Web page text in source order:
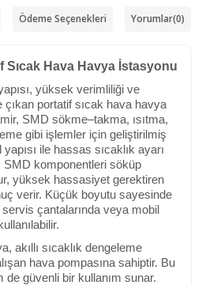
Ödeme Seçenekleri Yorumlar(0)
Sıcak Hava Havya İstasyonu
yüksek verimliliği ve
portatif sıcak hava havya
SMD sökme–takma, ısıtma,
gibi işlemler için geliştirilmiş
ile hassas sıcaklık ayarı
SMD komponentleri söküp
yüksek hassasiyet gerektiren
verir. Küçük boyutu sayesinde
servis çantalarında veya mobil
akıllı sıcaklık dengeleme
hava pompasına sahiptir. Bu
de güvenli bir kullanım sunar.